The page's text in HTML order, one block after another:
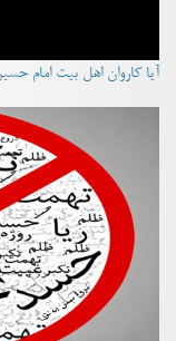
آیا کاروان اهل بیت امام